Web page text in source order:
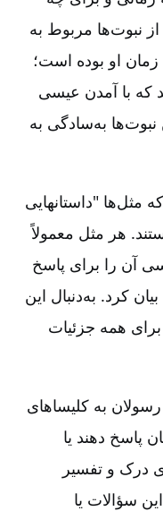
نبوت‌ها مربوط به
زمان او بوده است‌؛
با آمدن عیسی
نبوت‌ها به‌سادگی به
مثل‌ها "داستانهایی
هر مثل معمولاً
آن را برای پاسخ
کرد. به‌دنبال این
همه جزئیات
به کلیساهای
پاسخ دهند یا
درک و تفسیر
سؤالات یا